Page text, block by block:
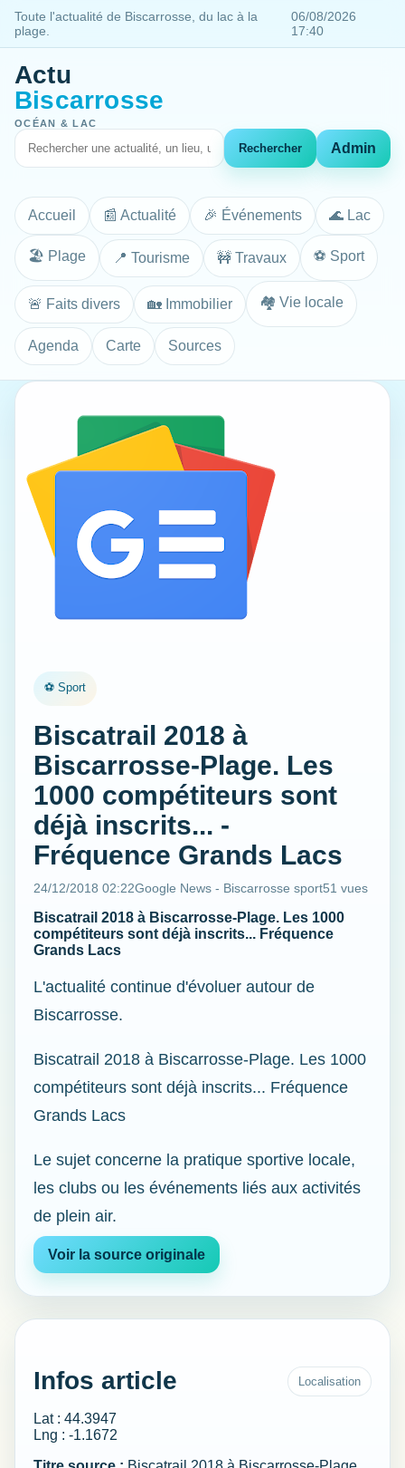
Toute l'actualité de Biscarrosse, du lac à la
plage.
06/08/2026
17:40
Actu
Biscarrosse
OCÉAN & LAC
Rechercher Admin
Accueil 📰 Actualité 🎉 Événements 🌊 Lac
🏖️ Plage 📍 Tourisme 🚧 Travaux ⚽ Sport
🚨 Faits divers 🏡 Immobilier 🏘️ Vie locale
Agenda Carte Sources
⚽ Sport
Biscatrail 2018 à
Biscarrosse-Plage. Les
1000 compétiteurs sont
déjà inscrits... -
Fréquence Grands Lacs
24/12/2018 02:22Google News - Biscarrosse sport51 vues
Biscatrail 2018 à Biscarrosse-Plage. Les 1000
compétiteurs sont déjà inscrits... Fréquence
Grands Lacs
L'actualité continue d'évoluer autour de
Biscarrosse.
Biscatrail 2018 à Biscarrosse-Plage. Les 1000
compétiteurs sont déjà inscrits... Fréquence
Grands Lacs
Le sujet concerne la pratique sportive locale,
les clubs ou les événements liés aux activités
de plein air.
Voir la source originale
Infos article Localisation
Lat : 44.3947
Lng : -1.1672